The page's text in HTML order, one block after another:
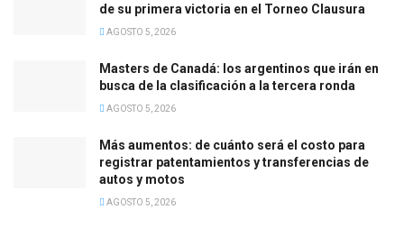
de su primera victoria en el Torneo Clausura
AGOSTO 5, 2026
Masters de Canadá: los argentinos que irán en
busca de la clasificación a la tercera ronda
AGOSTO 5, 2026
Más aumentos: de cuánto será el costo para
registrar patentamientos y transferencias de
autos y motos
AGOSTO 5, 2026